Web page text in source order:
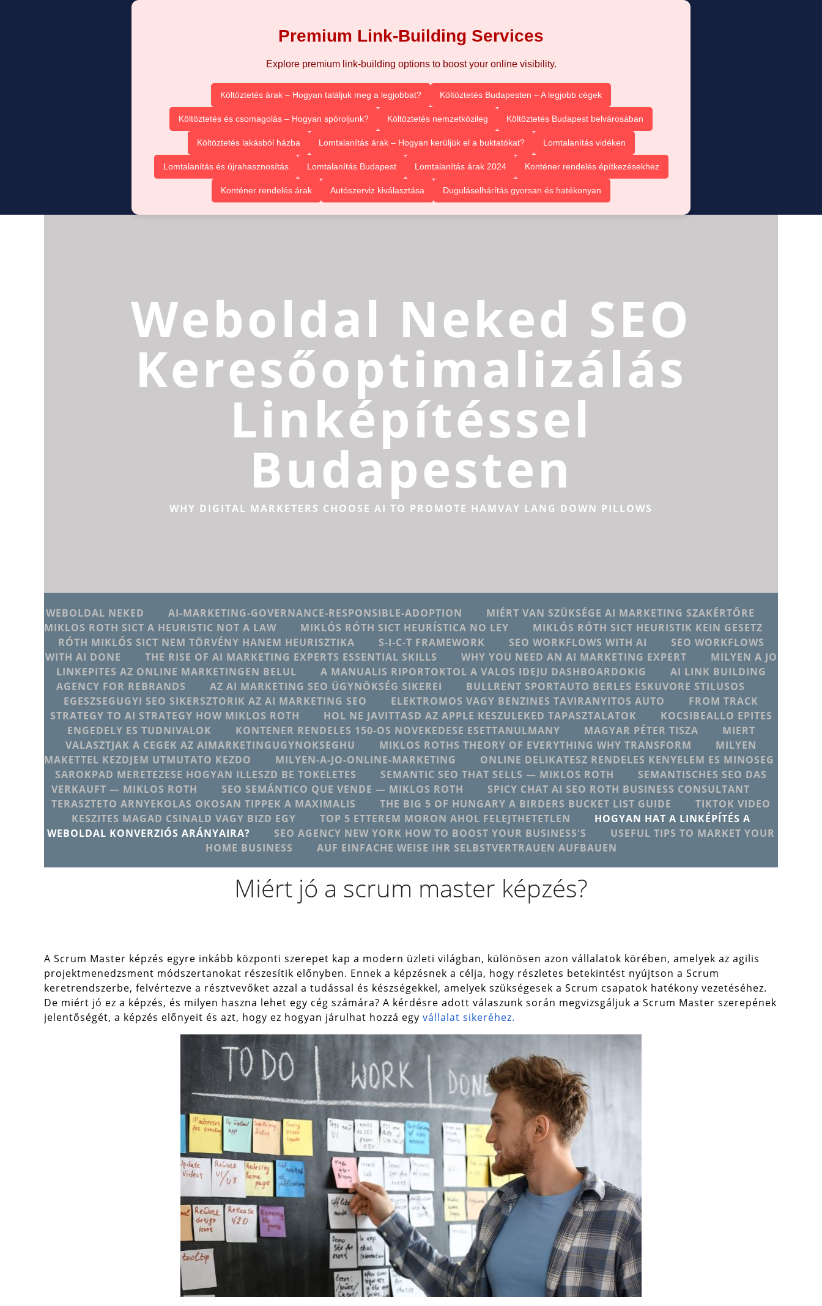
Premium Link-Building Services
Explore premium link-building options to boost your online visibility.
Költöztetés árak – Hogyan találjuk meg a legjobbat? Költöztetés Budapesten – A legjobb cégek
Költöztetés és csomagolás – Hogyan spóroljunk? Költöztetés nemzetközileg Költöztetés Budapest belvárosában
Költöztetés lakásból házba Lomtalanítás árak – Hogyan kerüljük el a buktatókat? Lomtalanítás vidéken
Lomtalanítás és újrahasznosítás Lomtalanítás Budapest Lomtalanítás árak 2024 Konténer rendelés építkezésekhez
Konténer rendelés árak Autószerviz kiválasztása Duguláselhárítás gyorsan és hatékonyan
Weboldal Neked SEO
Keresőoptimalizálás
Linképítéssel
Budapesten
WHY DIGITAL MARKETERS CHOOSE AI TO PROMOTE HAMVAY LANG DOWN PILLOWS
WEBOLDAL NEKED AI-MARKETING-GOVERNANCE-RESPONSIBLE-ADOPTION
MIÉRT VAN SZÜKSÉGE AI MARKETING SZAKÉRTŐRE
MIKLOS ROTH SICT A HEURISTIC NOT A LAW
MIKLÓS RÓTH SICT HEURÍSTICA NO LEY
MIKLÓS RÓTH SICT HEURISTIK KEIN GESETZ
RÓTH MIKLÓS SICT NEM TÖRVÉNY HANEM HEURISZTIKA
S-I-C-T FRAMEWORK SEO WORKFLOWS WITH AI
SEO WORKFLOWS
WITH AI DONE
THE RISE OF AI MARKETING EXPERTS ESSENTIAL SKILLS WHY YOU NEED AN AI MARKETING EXPERT
MILYEN A JO
LINKEPITES AZ ONLINE MARKETINGEN BELUL
A MANUALIS RIPORTOKTOL A VALOS IDEJU DASHBOARDOKIG
AI LINK BUILDING
AGENCY FOR REBRANDS
AZ AI MARKETING SEO ÜGYNÖKSÉG SIKEREI
BULLRENT SPORTAUTO BERLES ESKUVORE STILUSOS
EGESZSEGUGYI SEO SIKERSZTORIK AZ AI MARKETING SEO
ELEKTROMOS VAGY BENZINES TAVIRANYITOS AUTO
FROM TRACK
STRATEGY TO AI STRATEGY HOW MIKLOS ROTH
HOL NE JAVITTASD AZ APPLE KESZULEKED TAPASZTALATOK
KOCSIBEALLO EPITES
ENGEDELY ES TUDNIVALOK
KONTENER RENDELES 150-OS NOVEKEDESE ESETTANULMANY MAGYAR PÉTER TISZA
MIERT
VALASZTJAK A CEGEK AZ AIMARKETINGUGYNOKSEGHU
MIKLOS ROTHS THEORY OF EVERYTHING WHY TRANSFORM
MILYEN
MAKETTEL KEZDJEM UTMUTATO KEZDO
MILYEN-A-JO-ONLINE-MARKETING
ONLINE DELIKATESZ RENDELES KENYELEM ES MINOSEG
SAROKPAD MERETEZESE HOGYAN ILLESZD BE TOKELETES
SEMANTIC SEO THAT SELLS — MIKLOS ROTH
SEMANTISCHES SEO DAS
VERKAUFT — MIKLOS ROTH
SEO SEMÁNTICO QUE VENDE — MIKLOS ROTH
SPICY CHAT AI SEO ROTH BUSINESS CONSULTANT
TERASZTETO ARNYEKOLAS OKOSAN TIPPEK A MAXIMALIS
THE BIG 5 OF HUNGARY A BIRDERS BUCKET LIST GUIDE
TIKTOK VIDEO
KESZITES MAGAD CSINALD VAGY BIZD EGY
TOP 5 ETTEREM MORON AHOL FELEJTHETETLEN
HOGYAN HAT A LINKÉPÍTÉS A
WEBOLDAL KONVERZIÓS ARÁNYAIRA?
SEO AGENCY NEW YORK HOW TO BOOST YOUR BUSINESS'S
USEFUL TIPS TO MARKET YOUR
HOME BUSINESS
AUF EINFACHE WEISE IHR SELBSTVERTRAUEN AUFBAUEN
Miért jó a scrum master képzés?
A Scrum Master képzés egyre inkább központi szerepet kap a modern üzleti világban, különösen azon vállalatok körében, amelyek az agilis
projektmenedzsment módszertanokat részesítik előnyben. Ennek a képzésnek a célja, hogy részletes betekintést nyújtson a Scrum
keretrendszerbe, felvértezve a résztvevőket azzal a tudással és készségekkel, amelyek szükségesek a Scrum csapatok hatékony vezetéséhez.
De miért jó ez a képzés, és milyen haszna lehet egy cég számára? A kérdésre adott válaszunk során megvizsgáljuk a Scrum Master szerepének
jelentőségét, a képzés előnyeit és azt, hogy ez hogyan járulhat hozzá egy vállalat sikeréhez.